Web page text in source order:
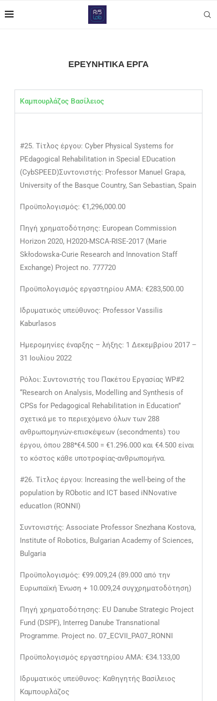
ΕΡΕΥΝΗΤΙΚΆ ΈΡΓΑ
Καμπουρλάζος Βασίλειος
#25. Τίτλος έργου: Cyber Physical Systems for
PEdagogical Rehabilitation in Special EDucation
(CybSPEED)Συντονιστής: Professor Manuel Graρa,
University of the Basque Country, San Sebastian, Spain
Προϋπολογισμός: €1,296,000.00
Πηγή χρηματοδότησης: European Commission
Horizon 2020, H2020-MSCA-RISE-2017 (Marie
Skłodowska-Curie Research and Innovation Staff
Exchange) Project no. 777720
Προϋπολογισμός εργαστηρίου ΑΜΑ: €283,500.00
Ιδρυματικός υπεύθυνος: Professor Vassilis
Kaburlasos
Ημερομηνίες έναρξης – λήξης: 1 Δεκεμβρίου 2017 –
31 Ιουλίου 2022
Ρόλοι: Συντονιστής του Πακέτου Εργασίας WP#2
“Research on Analysis, Modelling and Synthesis of
CPSs for Pedagogical Rehabilitation in Education”
σχετικά με το περιεχόμενο όλων των 288
ανθρωπομηνών-επισκέψεων (secondments) του
έργου, όπου 288*€4.500 = €1.296.000 και €4.500 είναι
το κόστος κάθε υποτροφίας-ανθρωπομήνα.
#26. Τίτλος έργου: Increasing the well-being of the
population by RObotic and ICT based iNNovative
educatIon (RONNI)
Συντονιστής: Associate Professor Snezhana Kostova,
Institute of Robotics, Bulgarian Academy of Sciences,
Bulgaria
Προϋπολογισμός: €99.009,24 (89.000 από την
Ευρωπαϊκή Ένωση + 10.009,24 συγχρηματοδότηση)
Πηγή χρηματοδότησης: EU Danube Strategic Project
Fund (DSPF), Interreg Danube Transnational
Programme. Project no. 07_ECVII_PA07_RONNI
Προϋπολογισμός εργαστηρίου ΑΜΑ: €34.133,00
Ιδρυματικός υπεύθυνος: Καθηγητής Βασίλειος
Καμπουρλάζος